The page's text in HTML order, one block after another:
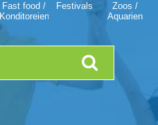
Fast food /
Konditoreien
Festivals
Zoos /
Aquarien